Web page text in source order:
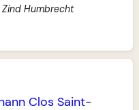
Humbrecht
Clos Saint-